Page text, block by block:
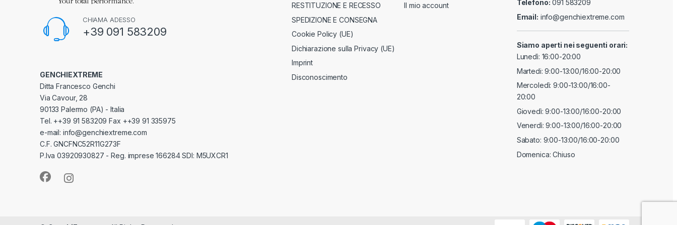
CHIAMA ADESSO
+39 091 583209
GENCHIEXTREME
Ditta Francesco Genchi
Via Cavour, 28
90133 Palermo (PA) - Italia
Tel. ++39 91 583209 Fax ++39 91 335975
e-mail: info@genchiextreme.com
C.F. GNCFNC52R11G273F
P.Iva 03920930827 - Reg. imprese 166284 SDI: M5UXCR1
RESTITUZIONE E RECESSO
SPEDIZIONE E CONSEGNA
Cookie Policy (UE)
Dichiarazione sulla Privacy (UE)
Imprint
Disconoscimento
Il mio account
Telefono: 091 583209
Email: info@genchiextreme.com
Siamo aperti nei seguenti orari:
Lunedì: 16:00-20:00
Martedi: 9:00-13:00/16:00-20:00
Mercoledì: 9:00-13:00/16:00-
20:00
Giovedì: 9:00-13:00/16:00-20:00
Venerdì: 9:00-13:00/16:00-20:00
Sabato: 9:00-13:00/16:00-20:00
Domenica: Chiuso